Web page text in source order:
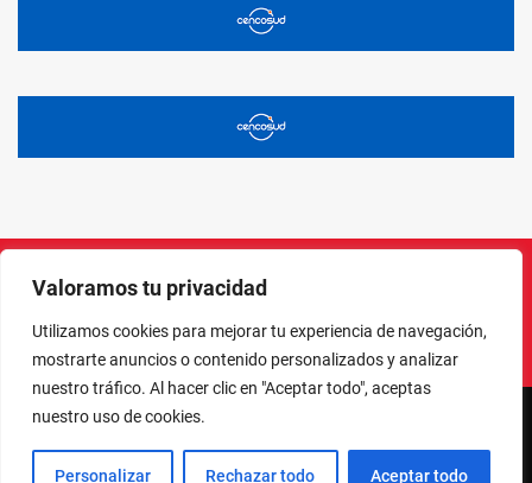
Valoramos tu privacidad
Utilizamos cookies para mejorar tu experiencia de navegación,
mostrarte anuncios o contenido personalizados y analizar
nuestro tráfico. Al hacer clic en "Aceptar todo", aceptas
nuestro uso de cookies.
Personalizar Rechazar todo Aceptar todo
InstagramFacebook
X
NORTE EN LÍNEA - TODOS LOS DERECHOS RESERVADOS